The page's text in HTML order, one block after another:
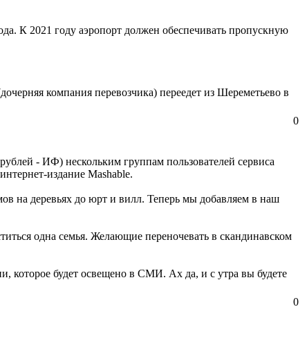
К 2021 году аэропорт должен обеспечивать пропускную
компания перевозчика) переедет из Шереметьево в
0
- ИФ) нескольким группам пользователей сервиса
издание Mashable.
на деревьях до юрт и вилл. Теперь мы добавляем в наш
одна семья. Желающие переночевать в скандинавском
которое будет освещено в СМИ. Ах да, и с утра вы будете
0